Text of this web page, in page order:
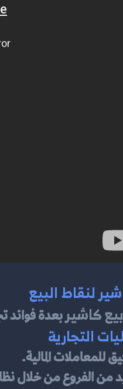
لنقاط البيع
كاشير بعدة فوائد
المالية.
من الفروع من خلال